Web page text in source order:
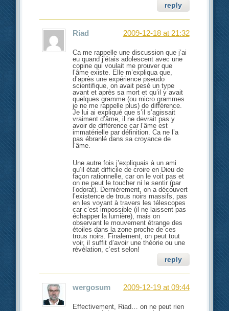
reply
Riad 2009-12-18 at 21:32
Ca me rappelle une discussion que j’ai
eu quand j’étais adolescent avec une
copine qui voulait me prouver que
l’âme existe. Elle m’expliqua que,
d’après une expérience pseudo
scientifique, on avait pesé un type
avant et après sa mort et qu’il y avait
quelques gramme (ou micro grammes
je ne me rappelle plus) de différence.
Je lui ai expliqué que s’il s’agissait
vraiment d’âme, il ne devrait pas y
avoir de différence car l’âme est
immatérielle par définition. Ca ne l’a
pas ébranlé dans sa croyance de
l’âme.
Une autre fois j’expliquais à un ami
qu’il était difficile de croire en Dieu de
façon rationnelle, car on le voit pas et
on ne peut le toucher ni le sentir (par
l’odorat). Dernièrement, on a découvert
l’existence de trous noirs massifs, pas
en les voyant à travers les télescopes
car c’est impossible (il ne laissent pas
échapper la lumière), mais on
observant le mouvement étrange des
étoiles dans la zone proche de ces
trous noirs. Finalement, on peut tout
voir, il suffit d’avoir une théorie ou une
révélation, c’est selon!
reply
wergosum 2009-12-19 at 09:44
Effectivement, Riad… on ne peut rien